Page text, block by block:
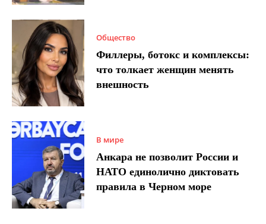
Общество
Филлеры, ботокс и комплексы:
что толкает женщин менять
внешность
В мире
Анкара не позволит России и
НАТО единолично диктовать
правила в Черном море